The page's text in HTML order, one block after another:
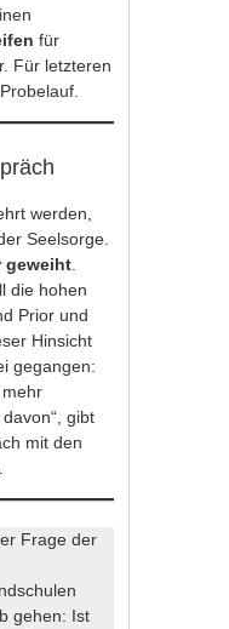
für
Für letzteren
werden,
Seelsorge.
geweiht
die hohen
Prior und
Hinsicht
gegangen:
mehr
gibt
mit den
Frage der
gehen: Ist